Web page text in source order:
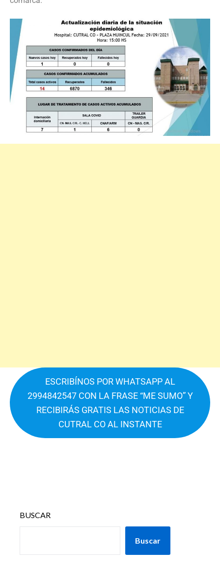
ESCRIBÍNOS POR WHATSAPP AL
2994842547 CON LA FRASE “ME SUMO” Y
RECIBIRÁS GRATIS LAS NOTICIAS DE
CUTRAL CO AL INSTANTE
BUSCAR
Buscar